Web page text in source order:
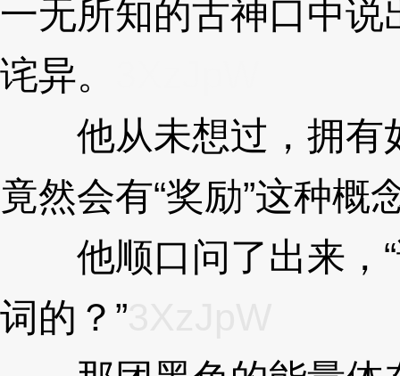
一无所知的古神口中
诧异。
他从未想过，拥有
竟然会有“奖励”这种概
他顺口问了出来，“
词的？”